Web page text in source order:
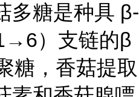
多糖是种具 β-
）支链的β
糖，香菇提取